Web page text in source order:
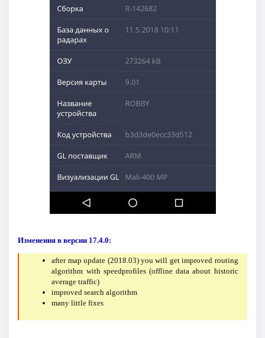
Изменения в версии 17.4.0:
after map update (2018.03) you will get improved routing
algorithm with speedprofiles (offline data about historic
average traffic)
improved search algorithm
many little fixes